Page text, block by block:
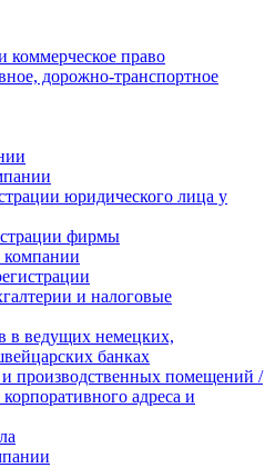
коммерческое право
дорожно-транспортное
юридического лица у
фирмы
компании
и налоговые
в ведущих немецких,
банках
производственных помещений /
адреса и